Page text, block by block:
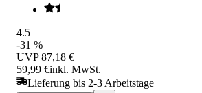
4.5
-31 %
UVP 87,18 €
59,99 €inkl. MwSt.
Lieferung bis 2-3 Arbeitstage